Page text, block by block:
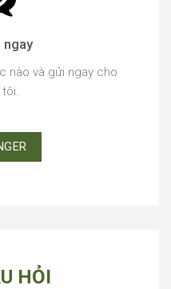
ngay
nào và gửi ngay cho
HỎI